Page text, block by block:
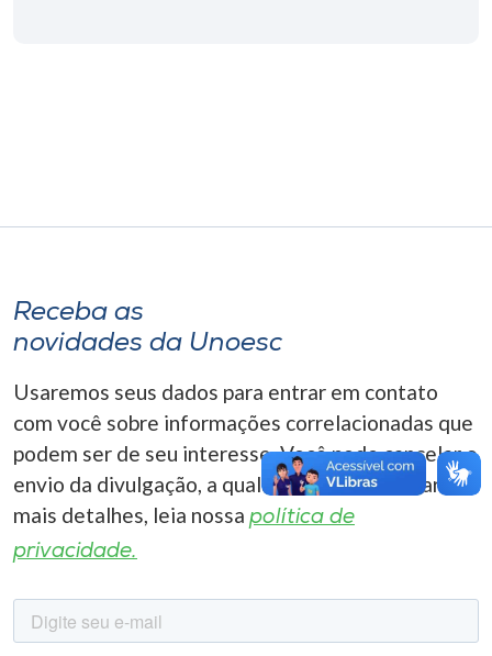
o idioma
A-
Receba as
novidades da Unoesc
Usaremos seus dados para entrar em contato
com você sobre informações correlacionadas que
podem ser de seu interesse. Você pode cancelar o
envio da divulgação, a qualquer momento. Para
mais detalhes, leia nossa política de
privacidade.